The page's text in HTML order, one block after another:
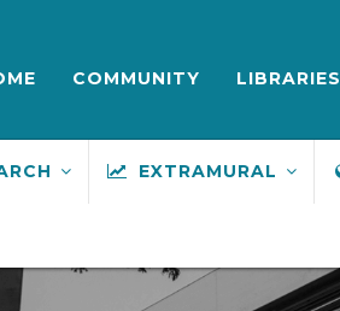
COMMUNITY LIBRARIES
EXTRAMURAL